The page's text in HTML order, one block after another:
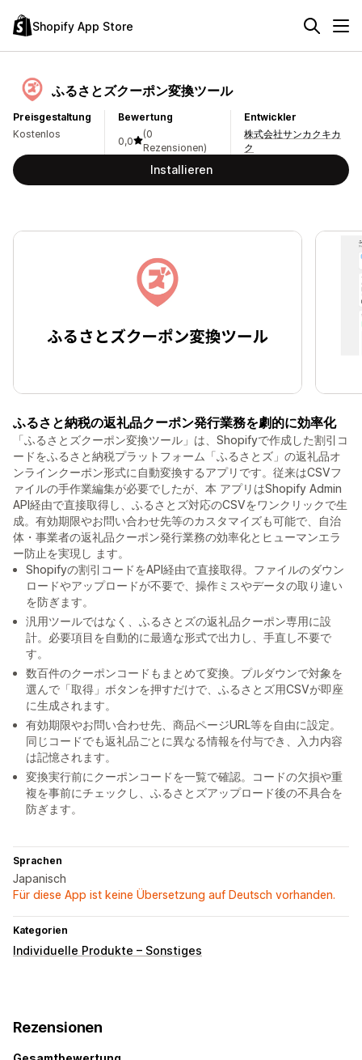
Shopify App Store
ふるさとズクーポン変換ツール
Preisgestaltung
Kostenlos
Bewertung
0,0
(0
Rezensionen)
Entwickler
株式会社サンカクキカ
ク
Installieren
ふるさと納税の返礼品クーポン発行業務を劇的に効率化
「ふるさとズクーポン変換ツール」は、Shopifyで作成した割引コ
ードをふるさと納税プラットフォーム「ふるさとズ」の返礼品オ
ンラインクーポン形式に自動変換するアプリです。従来はCSVフ
ァイルの手作業編集が必要でしたが、本 アプリはShopify Admin
API経由で直接取得し、ふるさとズ対応のCSVをワンクリックで生
成。有効期限やお問い合わせ先等のカスタマイズも可能で、自治
体・事業者の返礼品クーポン発行業務の効率化とヒューマンエラ
ー防止を実現し ます。
Shopifyの割引コードをAPI経由で直接取得。ファイルのダウン
ロードやアップロードが不要で、操作ミスやデータの取り違い
を防ぎます。
汎用ツールではなく、ふるさとズの返礼品クーポン専用に設
計。必要項目を自動的に最適な形式で出力し、手直し不要で
す。
数百件のクーポンコードもまとめて変換。プルダウンで対象を
選んで「取得」ボタンを押すだけで、ふるさとズ用CSVが即座
に生成されます。
有効期限やお問い合わせ先、商品ページURL等を自由に設定。
同じコードでも返礼品ごとに異なる情報を付与でき、入力内容
は記憶されます。
変換実行前にクーポンコードを一覧で確認。コードの欠損や重
複を事前にチェックし、ふるさとズアップロード後の不具合を
防ぎます。
Sprachen
Japanisch
Für diese App ist keine Übersetzung auf Deutsch vorhanden.
Kategorien
Individuelle Produkte – Sonstiges
Rezensionen